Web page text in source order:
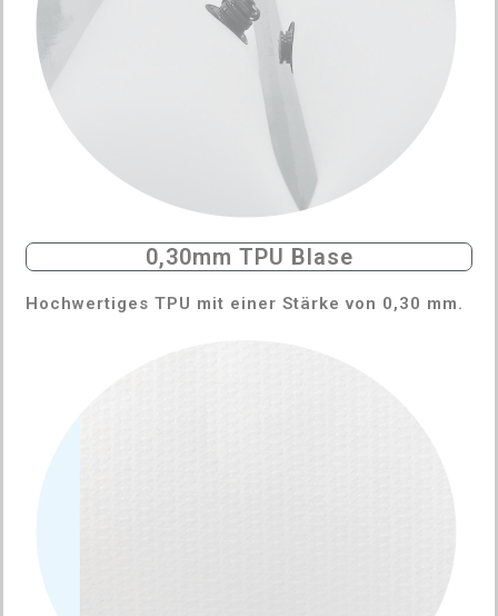
0,30mm TPU Blase
Hochwertiges TPU mit einer Stärke von 0,30 mm.